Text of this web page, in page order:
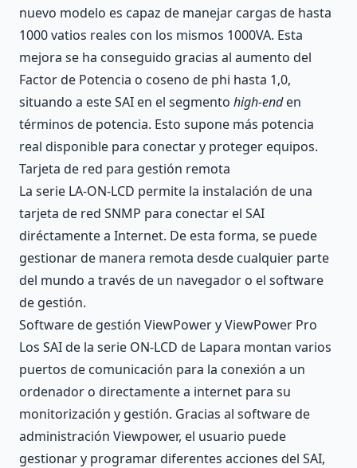
nuevo modelo es capaz de manejar cargas de hasta
1000 vatios reales con los mismos 1000VA. Esta
mejora se ha conseguido gracias al aumento del
Factor de Potencia o coseno de phi hasta 1,0,
situando a este SAI en el segmento high-enden
términos de potencia. Esto supone más potencia
real disponible para conectar y proteger equipos.
Tarjeta de red para gestión remota
La serie LA-ON-LCD permite la instalación de una
tarjeta de red SNMP para conectar el SAI
diréctamente a Internet. De esta forma, se puede
gestionar de manera remota desde cualquier parte
del mundo a través de un navegador o el software
de gestión.
Software de gestión ViewPower y ViewPower Pro
Los SAI de la serie ON-LCD de Lapara montan varios
puertos de comunicación para la conexión a un
ordenador o directamente a internet para su
monitorización y gestión. Gracias al software de
administración Viewpower, el usuario puede
gestionar y programar diferentes acciones del SAI,